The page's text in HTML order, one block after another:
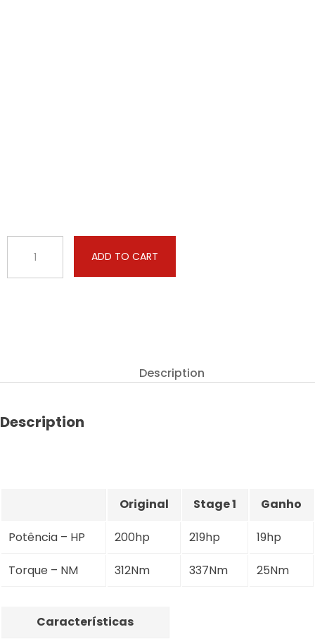
Lacrosse
ADD TO CART
Description
Description
Original Stage 1 Ganho
Potência – HP 200hp 219hp 19hp
Torque – NM 312Nm 337Nm 25Nm
Características